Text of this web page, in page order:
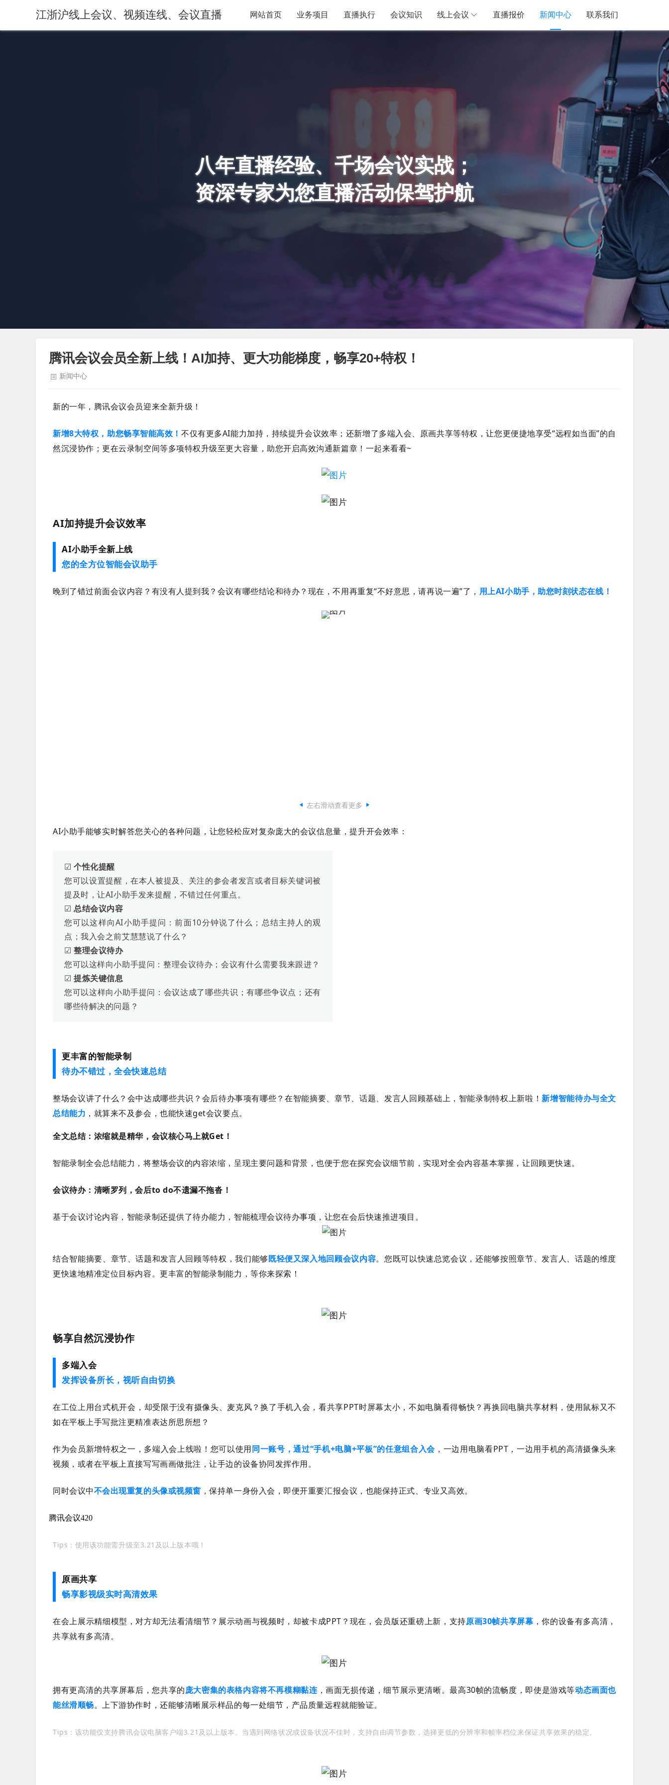
江浙沪线上会议、视频连线、会议直播 网站首页 业务项目 直播执行 会议知识 线上会议 直播报价 新闻中心 联系我们
八年直播经验、千场会议实战；
资深专家为您直播活动保驾护航
腾讯会议会员全新上线！AI加持、更大功能梯度，畅享20+特权！
新闻中心
新的一年，腾讯会议会员迎来全新升级！
新增8大特权，助您畅享智能高效！不仅有更多AI能力加持，持续提升会议效率；还新增了多端入会、原画共享等特权，让您更便捷地享受“远程如当面”的自
然沉浸协作；更在云录制空间等多项特权升级至更大容量，助您开启高效沟通新篇章！一起来看看~
AI加持提升会议效率
AI小助手全新上线
您的全方位智能会议助手
晚到了错过前面会议内容？有没有人提到我？会议有哪些结论和待办？现在，不用再重复“不好意思，请再说一遍”了， 用上AI小助手，助您时刻状态在线！
左右滑动查看更多
AI小助手能够实时解答您关心的各种问题，让您轻松应对复杂庞大的会议信息量，提升开会效率：
☑个性化提醒
您可以设置提醒，在本人被提及、关注的参会者发言或者目标关键词被
提及时，让AI小助手发来提醒，不错过任何重点。
☑总结会议内容
您可以这样向AI小助手提问：前面10分钟说了什么；总结主持人的观
点；我入会之前艾慧慧说了什么？
☑整理会议待办
您可以这样向小助手提问：整理会议待办；会议有什么需要我来跟进？
☑提炼关键信息
您可以这样向小助手提问：会议达成了哪些共识；有哪些争议点；还有
哪些待解决的问题？
更丰富的智能录制
待办不错过，全会快速总结
整场会议讲了什么？会中达成哪些共识？会后待办事项有哪些？在智能摘要、章节、话题、 发言人回顾基础上，智能录制特权上新啦！新增智能待办与全文
总结能力 ，就算来不及参会，也能快速get会议要点。
全文总结：浓缩就是精华，会议核心马上就Get！
智能录制全会总结能力，将整场会议的内容浓缩，呈现主要问题和背景，也便于您在探究会议细节前，实现对全会内容基本掌握，让回顾更快速。
会议待办：清晰罗列，会后to do不遗漏不拖沓 ！
基于会议讨论内容，智能录制还提供了待办能力，智能梳理会议待办事项，让您在会后快速推进项目。
结合智能摘要、章节、话题和发言人回顾等特权，我们能够既轻便又深入地回顾会议内容。您既可以快速总览会议，还能够按照章节、发言人、话题的维度
更快速地精准定位目标内容。更丰富的智能录制能力，等你来探索！
畅享自然沉浸协作
多端入会
发挥设备所长，视听自由切换
在工位上用台式机开会，却受限于没有摄像头、麦克风？换了手机入会，看共享PPT时屏幕太小，不如电脑看得畅快？再换回电脑共享材料，使用鼠标又不
如在平板上手写批注更精准表达所思所想？
作为会员新增特权之一，多端入会上线啦！您可以使用同一账号，通过“手机+电脑+平板”的任意组合入会 ，一边用电脑看PPT，一边用手机的高清摄像头来
视频，或者在平板上直接写写画画做批注，让手边的设备协同发挥作用。
同时会议中不会出现重复的头像或视频窗 ，保持单一身份入会，即便开重要汇报会议，也能保持正式、专业又高效。
腾讯会议420
Tips：使用该功能需升级至3.21及以上版本哦！
原画共享
畅享影视级实时高清效果
在会上展示精细模型，对方却无法看清细节？ 展示动画与视频时，却被卡成PPT？ 现在，会员版还重磅上新，支持原画30帧共享屏幕 ，你的设备有多高清，
共享就有多高清。
拥有更高清的共享屏幕后，您共享的庞大密集的表格内容将不再模糊黏连 ，画面无损传递，细节展示更清晰。最高30帧的流畅度，即使是游戏等动态画面也
能丝滑顺畅。上下游协作时，还能够清晰展示样品的每一处细节，产品质量远程就能验证。
Tips：该功能仅支持腾讯会议电脑客户端3.21及以上版本。当遇到网络状况或设备状况不佳时，支持自由调节参数，选择更低的分辨率和帧率档位来保证共享效果的稳定。